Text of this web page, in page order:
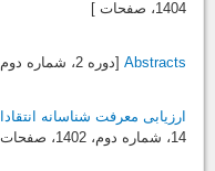
1404، صفحات ]
Abstracts [دوره 2، شماره دوم،
ارزیابی معرفت شناسانه
14، شماره دوم،
1402، صفحات 27 - 42]